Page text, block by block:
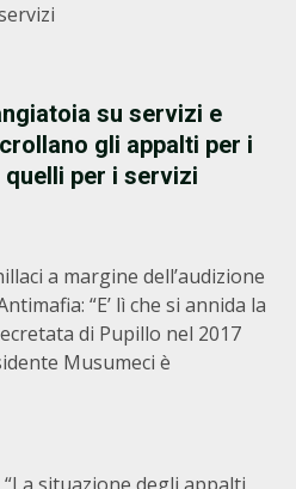
su servizi e
gli appalti per i
per i servizi
a margine dell’audizione
“E’ lì che si annida la
di Pupillo nel 2017
Musumeci è